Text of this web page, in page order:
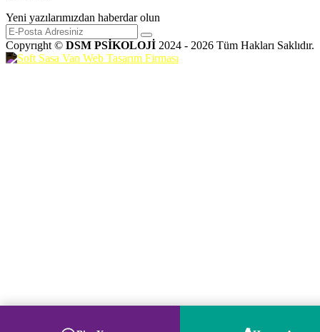
Yeni yazılarımızdan haberdar olun
Copyrıght © DSM PSİKOLOJİ 2024 - 2026 Tüm Hakları Saklıdır.